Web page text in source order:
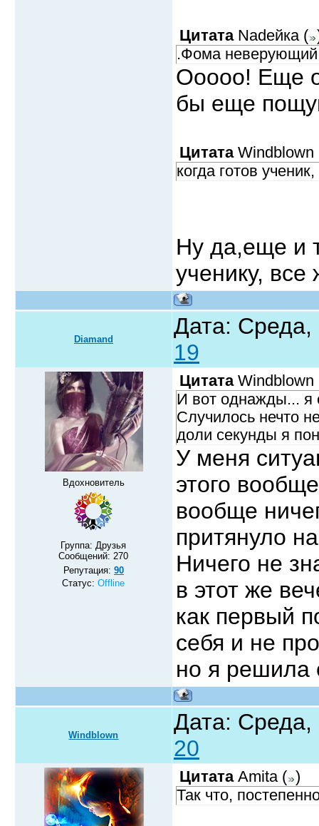
Цитата Nadeйка (
.Фома
Ооооо! Еще
бы еще
Цитата Windblown
когда готов
Ну да,еще и
ученику,
Diamand
Дата:
19
Вдохновитель
Группа: Друзья
Сообщений: 270
Репутация: 90
Статус:Offline
Цитата Windblown
И вот однажды... я
Случилось нечто
доли секунды я
У меня
этого
вообще
притянуло
Ничего не
в этот же
как первый
себя и не
но я решила
Windblown
Дата:
20
Цитата Amita ( )
Так что,